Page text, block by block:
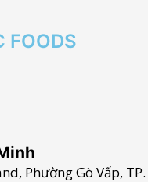
FOODS
Phường Gò Vấp, TP.